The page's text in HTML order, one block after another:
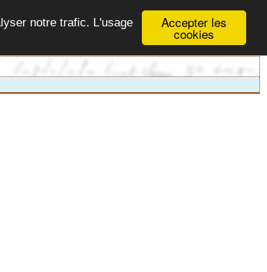
Accepter les
cookies
notre trafic. L'usage